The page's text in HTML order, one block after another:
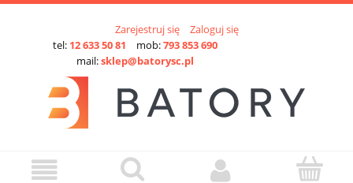
Zarejestruj się
Zaloguj się
tel: 12 633 50 81 mob:793 853 690
mail:sklep@batorysc.pl